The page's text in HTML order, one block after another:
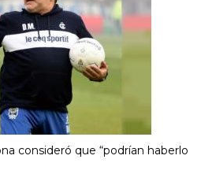
consideró que “podrían haberlo